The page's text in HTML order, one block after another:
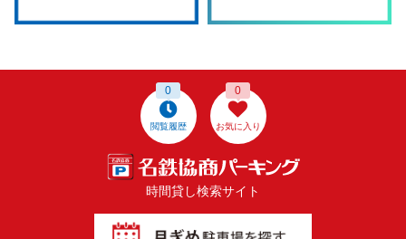
閲覧履歴
0
お気に入り
0
時間貸し検索サイト